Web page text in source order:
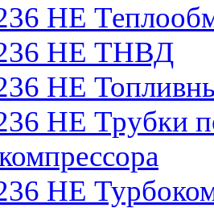
НЕ
НЕ ТНВД
НЕ
НЕ Трубки
НЕ